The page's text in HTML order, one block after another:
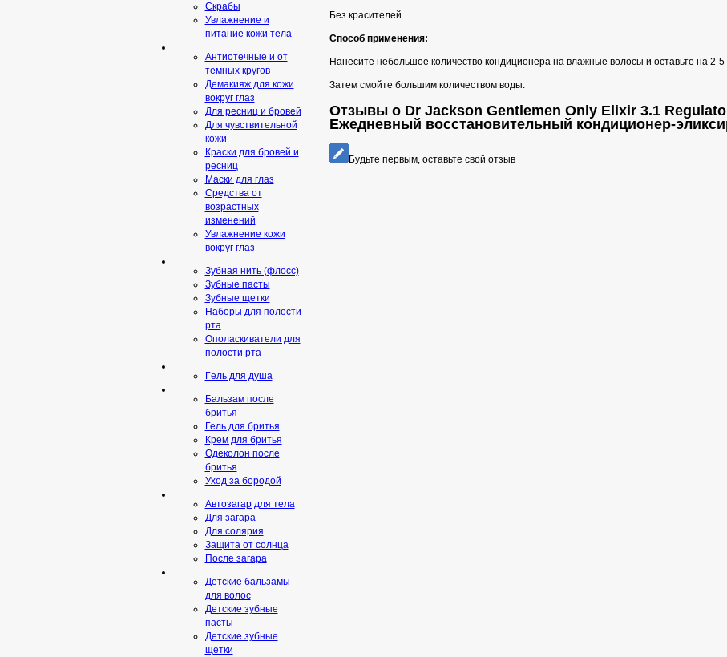
Без красителей.
Способ применения:
Нанесите небольшое количество кондиционера на влажные волосы и оставьте на 2-5
Затем смойте большим количеством воды.
Отзывы о Dr Jackson Gentlemen Only Elixir 3.1
Ежедневный восстановительный кондиционер-
Будьте первым, оставьте свой отзыв
Скрaбы
Увлажнение и
питание кожи тела
Антиотечные и от
темных кругов
Демакияж для кожи
вокруг глаз
Для ресниц и бровей
Для чувствительной
кожи
Краски для бровей и
ресниц
Маски для глаз
Средства от
возрастных
изменений
Увлажнение кожи
вокруг глаз
Зубная нить (флосс)
Зубные пасты
Зубные щетки
Наборы для полости
рта
Ополаскиватели для
полости рта
Гeль для душа
Бальзам после
бритья
Гель для бритья
Крем для бритья
Одеколон после
бритья
Уход за бородой
Автозагар для тела
Для загара
Для солярия
Защита от солнца
После загара
Детские бальзамы
для волос
Детские зубные
пасты
Детские зубные
щетки